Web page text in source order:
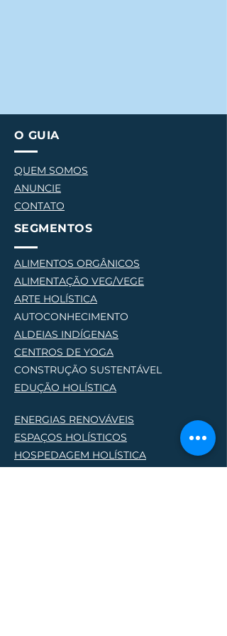
O GUIA
QUEM SOMOS
ANUNCIE
CONTATO
SEGMENTOS
ALIMENTOS ORGÂNICOS
ALIMENTAÇÃO VEG/VEGE
ARTE HOLÍSTICA
AUTOCONHECIMENTO
ALDEIAS INDÍGENAS
CENTROS DE YOGA
CONSTRUÇÃO SUSTENTÁVEL
EDUÇÃO HOLÍSTICA
ENERGIAS RENOVÁVEIS
ESPAÇOS HOLÍSTICOS
HOSPEDAGEM HOLÍSTICA